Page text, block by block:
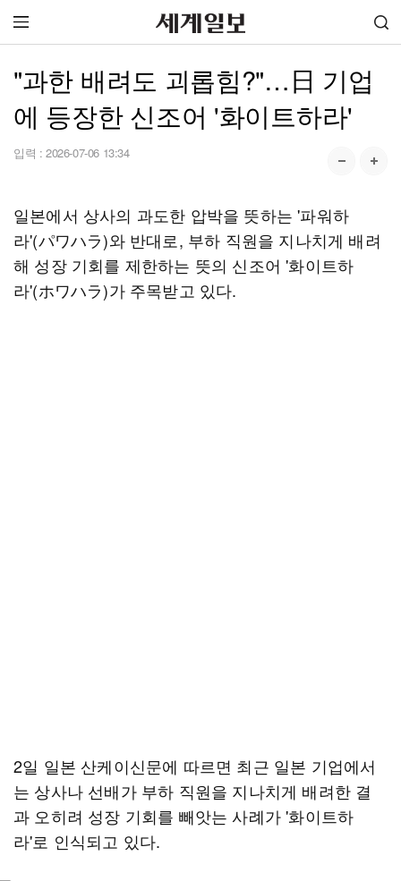
"과한 배려도 괴롭힘?"…日 기업
에 등장한 신조어 '화이트하라'
입력 : 2026-07-06 13:34
일본에서 상사의 과도한 압박을 뜻하는 '파워하
라'(パワハラ)와 반대로, 부하 직원을 지나치게 배려
해 성장 기회를 제한하는 뜻의 신조어 '화이트하
라'(ホワハラ)가 주목받고 있다.
2일 일본 산케이신문에 따르면 최근 일본 기업에서
는 상사나 선배가 부하 직원을 지나치게 배려한 결
과 오히려 성장 기회를 빼앗는 사례가 '화이트하
라'로 인식되고 있다.